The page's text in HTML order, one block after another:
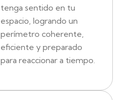
tenga sentido en tu
espacio, logrando un
perímetro coherente,
eficiente y preparado
para reaccionar a tiempo.